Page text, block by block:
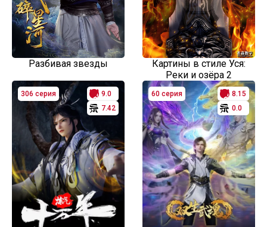
Разбивая звезды
Картины в стиле Уся:
Реки и озёра 2
306 серия
9.0
7.42
60 серия
8.15
0.0